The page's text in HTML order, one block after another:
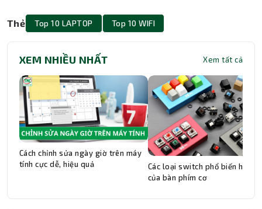
Thẻ Top 10 LAPTOP Top 10 WIFI
XEM NHIỀU NHẤT Xem tất cả
Cách chỉnh sửa ngày giờ trên máy
tính cực dễ, hiệu quả
Các loại switch phổ biến hiện
của bàn phím cơ